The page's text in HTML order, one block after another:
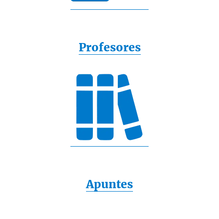
Profesores
Apuntes